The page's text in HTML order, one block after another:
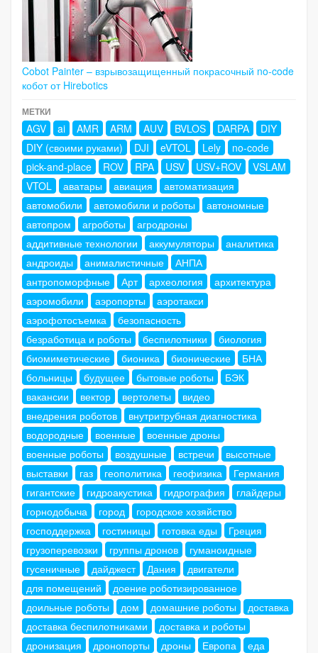
Cobot Painter – взрывозащищенный покрасочный no-code
кобот от Hirebotics
МЕТКИ
AGV ai AMR ARM AUV BVLOS DARPA
DIY
DIY (своими руками)
DJI eVTOL Lely
no-code
pick-and-place
ROV RPA USV USV+ROV
VSLAM
VTOL
аватары авиация
автоматизация
автомобили
автомобили и роботы
автономные
автопром
агроботы
агродроны
аддитивные технологии
аккумуляторы
аналитика
андроиды
анималистичные
АНПА
антропоморфные
Арт археология
архитектура
аэромобили
аэропорты
аэротакси
аэрофотосъемка
безопасность
безработица и роботы
беспилотники
биология
биомиметические
бионика бионические
БНА
больницы
будущее бытовые роботы
БЭК
вакансии
вектор вертолеты
видео
внедрения роботов
внутритрубная диагностика
водородные
военные
военные дроны
военные роботы
воздушные встречи
высотные
выставки
газ геополитика геофизика
Германия
гигантские
гидроакустика гидрография
глайдеры
горнодобыча
город
городское хозяйство
господдержка
гостиницы готовка еды
Греция
грузоперевозки
группы дронов
гуманоидные
гусеничные
дайджест Дания
двигатели
для помещений
доение роботизированное
доильные роботы
дом домашние роботы
доставка
доставка беспилотниками
доставка и роботы
дронизация
дронопорты дроны Европа
еда